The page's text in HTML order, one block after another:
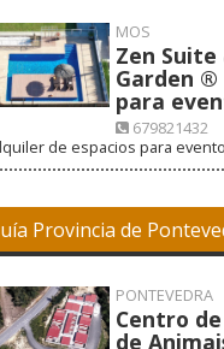
MOS
Zen Suite
Garden ®
para
679821432
VISITAR WEB
de espacios para
Provincia de
PONTEVEDRA
Centro
de